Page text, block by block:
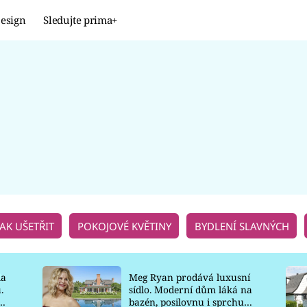
Sledujte prima+
UŠETŘIT POKOJOVÉ KVĚTINY BYDLENÍ SLAVNÝCH
Meg Ryan prodává luxusní
sídlo. Moderní dům láká na
bazén, posilovnu i sprchu